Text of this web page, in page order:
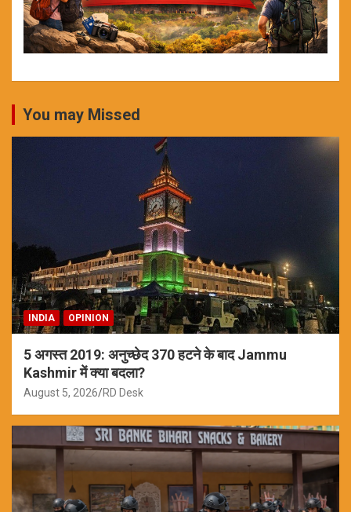
You may Missed
INDIA OPINION
5 अगस्त 2019: अनुच्छेद 370 हटने के बाद Jammu
Kashmir में क्या बदला?
August 5, 2026 RD Desk